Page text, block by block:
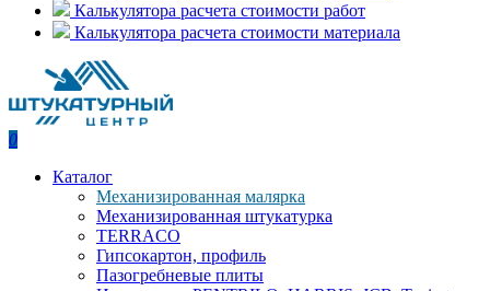
Калькулятора расчета стоимости работ
Калькулятора расчета стоимости материала
0
Каталог
Механизированная малярка
Механизированная штукатурка
TERRACO
Гипсокартон, профиль
Пазогребневые плиты